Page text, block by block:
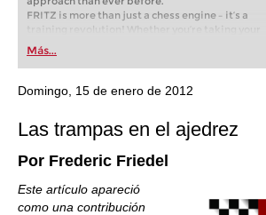
FRITZ is more than just a chess engine – it’s a
training revolution! Whether you’re taking your
first steps into the world of club chess, or already
playing at a tournament level: with FRITZ, you can
train more efficiently, intelligently and with a
more personalised approach than ever before.
Más...
Domingo, 15 de enero de 2012
Las trampas en el ajedrez
Por Frederic Friedel
Este artículo apareció
como una contribución